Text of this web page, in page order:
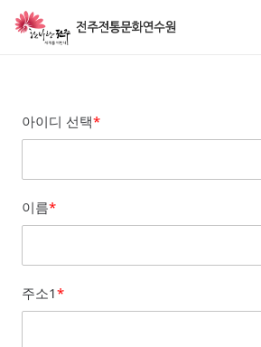
아이디 선택*
이름*
주소1*